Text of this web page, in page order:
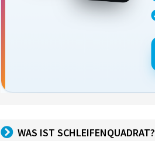
WAS IST SCHLEIFENQUADRAT?